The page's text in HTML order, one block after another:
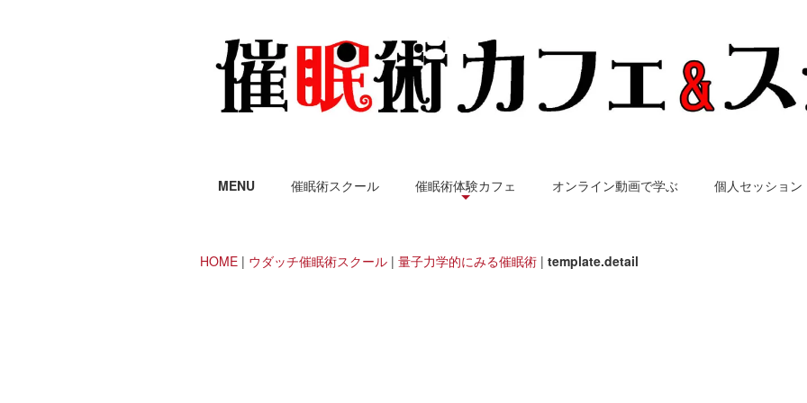
MENU 催眠術スクール 催眠術体験カフェ オンライン動画で学ぶ 個人セッション
HOME | ウダッチ催眠術スクール | 量子力学的にみる催眠術 | template.detail